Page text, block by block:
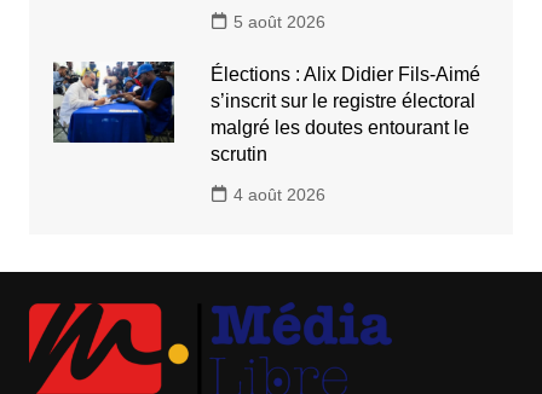
5 août 2026
Élections : Alix Didier Fils-Aimé
s’inscrit sur le registre électoral
malgré les doutes entourant le
scrutin
4 août 2026